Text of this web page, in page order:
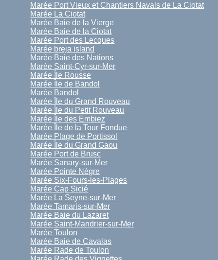
Marée Port Vieux et Chantiers Navals de La Ciotat
Marée La Ciotat
Marée Baie de la Vierge
Marée Baie de la Ciotat
Marée Port des Lecques
Marée breja island
Marée Baie des Nations
Marée Saint-Cyr-sur-Mer
Marée Île Rousse
Marée Île de Bandol
Marée Bandol
Marée Île du Grand Rouveau
Marée Île du Petit Rouveau
Marée Île des Embiez
Marée Île de la Tour Fondue
Marée Plage de Portissol
Marée Île du Grand Gaou
Marée Port de Brusc
Marée Sanary-sur-Mer
Marée Pointe Nègre
Marée Six-Fours-les-Plages
Marée Cap Sicié
Marée La Seyne-sur-Mer
Marée Tamaris-sur-Mer
Marée Baie du Lazaret
Marée Saint-Mandrier-sur-Mer
Marée Toulon
Marée Baie de Cavalas
Marée Rade de Toulon